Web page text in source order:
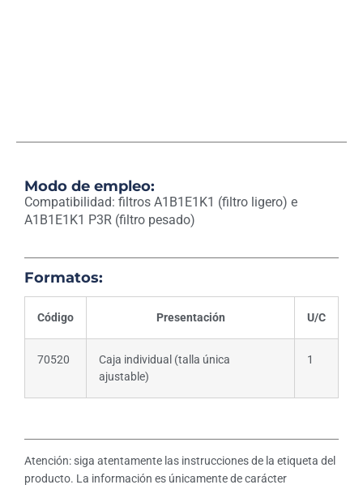
Modo de empleo:
Compatibilidad: filtros A1B1E1K1 (filtro ligero) e
A1B1E1K1 P3R (filtro pesado)
Formatos:
Código Presentación U/C
70520
Caja individual (talla única
ajustable)
1
Atención: siga atentamente las instrucciones de la etiqueta del
producto. La información es únicamente de carácter